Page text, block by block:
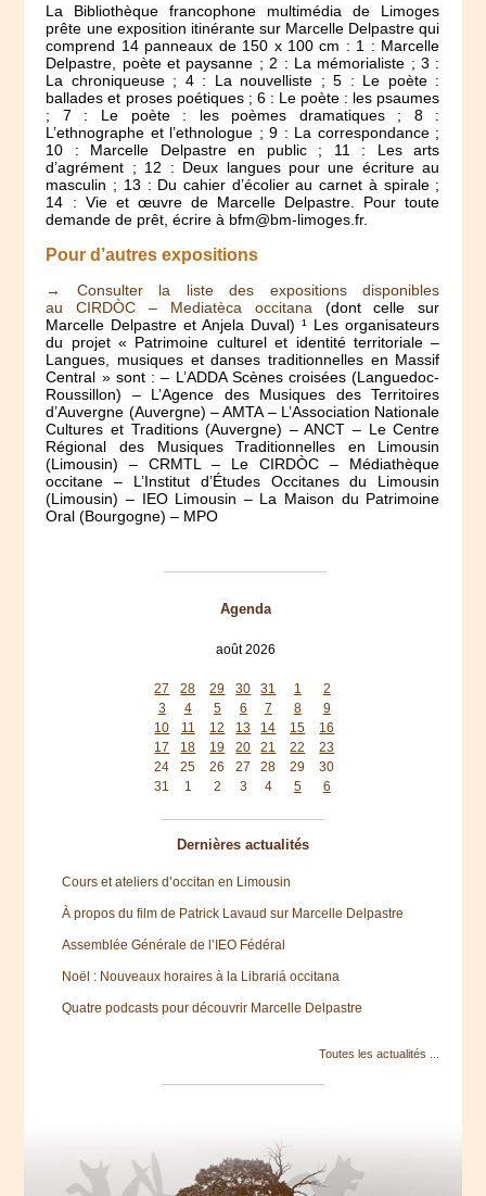
La Bibliothèque francophone multimédia de Limoges
prête une exposition itinérante sur Marcelle Delpastre qui
comprend 14 panneaux de 150 x 100 cm : 1 : Marcelle
Delpastre, poète et paysanne ; 2 : La mémorialiste ; 3 :
La chroniqueuse ; 4 : La nouvelliste ; 5 : Le poète :
ballades et proses poétiques ; 6 : Le poète : les psaumes
; 7 : Le poète : les poèmes dramatiques ; 8 :
L’ethnographe et l’ethnologue ; 9 : La correspondance ;
10 : Marcelle Delpastre en public ; 11 : Les arts
d’agrément ; 12 : Deux langues pour une écriture au
masculin ; 13 : Du cahier d’écolier au carnet à spirale ;
14 : Vie et œuvre de Marcelle Delpastre. Pour toute
demande de prêt, écrire à bfm@bm-limoges.fr.
Pour d’autres expositions
→ Consulter la liste des expositions disponibles
au CIRDÒC – Mediatèca occitana(dont celle sur
Marcelle Delpastre et Anjela Duval) ¹ Les organisateurs
du projet « Patrimoine culturel et identité territoriale –
Langues, musiques et danses traditionnelles en Massif
Central » sont : – L’ADDA Scènes croisées (Languedoc-
Roussillon) – L’Agence des Musiques des Territoires
d’Auvergne (Auvergne) – AMTA – L’Association Nationale
Cultures et Traditions (Auvergne) – ANCT – Le Centre
Régional des Musiques Traditionnelles en Limousin
(Limousin) – CRMTL – Le CIRDÒC – Médiathèque
occitane – L’Institut d’Études Occitanes du Limousin
(Limousin) – IEO Limousin – La Maison du Patrimoine
Oral (Bourgogne) – MPO
Agenda
août 2026
27
28 29 30 31 1
2
3
4 5 6 7 8
9
10
11 12 13 14 15
16
17
18 19 20 21 22
23
24
25 26 27 28 29
30
31
1 2 3 4 5 6
Dernières actualités
Cours et ateliers d’occitan en Limousin
À propos du film de Patrick Lavaud sur Marcelle Delpastre
Assemblée Générale de l’IEO Fédéral
Noël : Nouveaux horaires à la Librariá occitana
Quatre podcasts pour découvrir Marcelle Delpastre
Toutes les actualités ...